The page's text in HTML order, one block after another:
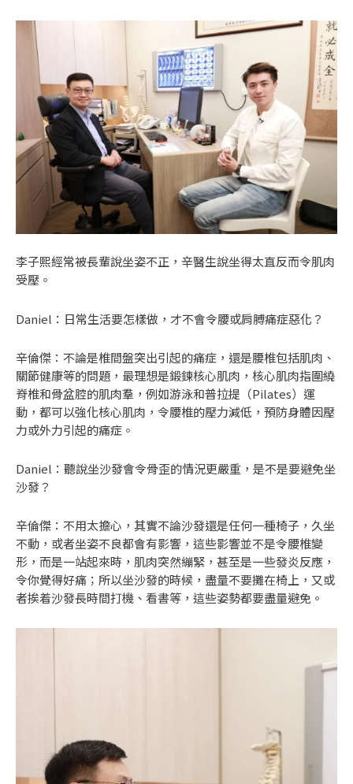
李子熙經常被長輩說坐姿不正，辛醫生說坐得太直反而令肌肉
受壓。
Daniel：日常生活要怎樣做，才不會令腰或肩膊痛症惡化？
辛倫傑：不論是椎間盤突出引起的痛症，還是腰椎包括肌肉、
關節健康等的問題，最理想是鍛鍊核心肌肉，核心肌肉指圍繞
脊椎和骨盆腔的肌肉羣，例如游泳和普拉提（Pilates）運
動，都可以強化核心肌肉，令腰椎的壓力減低，預防身體因壓
力或外力引起的痛症。
Daniel：聽說坐沙發會令骨歪的情況更嚴重，是不是要避免坐
沙發？
辛倫傑：不用太擔心，其實不論沙發還是任何一種椅子，久坐
不動，或者坐姿不良都會有影響，這些影響並不是令腰椎變
形，而是一站起來時，肌肉突然繃緊，甚至是一些發炎反應，
令你覺得好痛；所以坐沙發的時候，盡量不要攤在椅上，又或
者挨着沙發長時間打機、看書等，這些姿勢都要盡量避免。